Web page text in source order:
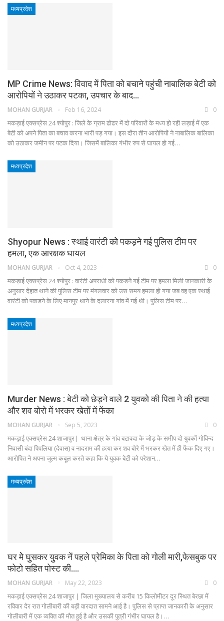
मध्यप्रदेश
MP Crime News: विवाद में पिता को बचाने पहुंची नाबालिक बेटी को
आरोपियों ने उठाकर पटका, उपचार के बाद…
MOHAN GURJAR Feb 16, 2024 0
मकड़ाई एक्सप्रेस 24 श्‍योपुर : जिले के ग्राम ढोढर में दो परिवारों के मध्य हो रही लड़ाई में एक
बेटी को अपने पिता का बचाव करना भारी पड़ गया। इस दौरा तीन आरोपियों ने नाबालिक बालिका
को उठाकर जमीन पर पटक दिया। जिसमें बालिका गंभीर रुप से घायल हो गई…
मध्यप्रदेश
Shyopur News : स्थाई वारंटी कोे पकड़ने गई पुलिस टीम पर
हमला, एक आरक्षक घायल
MOHAN GURJAR Oct 4, 2023 0
मकड़ाई एक्सप्रेस 24 श्योपुर : वारंटी अपराधी को पकडनेे गई टीम पर हमला मिली जानकारी के
अनुसार देहात थाने की पुलिस टीम पर मंगलवार को उस समय हमला हो गया जब वह एक स्थाई
वारंटी को पकडने के लिए मानपुर थाने के दलारना गांव में गई थी। पुलिस टीम पर…
मध्यप्रदेश
Murder News : बेटी को छेड़ने वाले 2 युवको की पिता ने की हत्या
और शव बोरो में भरकर खेतों में फेंका
MOHAN GURJAR Sep 5, 2023 0
मकड़ाई एक्सप्रेस 24 शाजापुर| थाना क्षेत्र के गांव बटावदा के जोड़ के समीप दो युवकों गोविन्द
निवासी बंदा पिपलिया (देवास) व नादराम की हत्या कर शव बोरे में भरकर खेत में ही फेंक दिए गए।
आरोपित ने अपना जुल्म कबूल करते कहा कि ये युवक बेटी को परेशान…
मध्यप्रदेश
घर मेे घुुसकर युुवक नें पहले प्रेमिका के पिता को गोली मारी,फेसबुक पर
फोटो सहित पोस्ट की.…
MOHAN GURJAR May 22, 2023 0
मकड़ाई एक्सप्रेस 24 शाजापुर | जिला मुख्यालय से करीब 15 किलोमीटर दूर स्थित बेरछा में
रविवार देर रात गोलीबारी की बड़ी वारदात सामने आई है। पुलिस से प्राप्त जानकारी के अनुसार
गोलीबारी में एक व्यक्ति की मौत हुई है और उसकी पुत्री गंभीर घायल है।…